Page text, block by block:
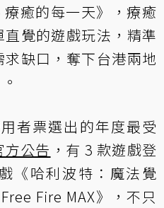
癒的每一天》，療癒
覺的遊戲玩法，精準
缺口，奪下台港兩地
者票選出的年度最受
方公告 ，有 3 款遊戲登
《哈利波特：魔法覺
Fire MAX》，不只